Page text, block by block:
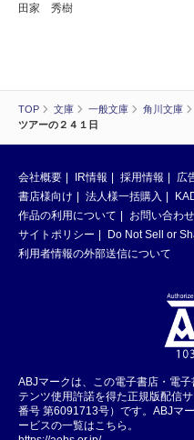
TOP 文庫 一般文庫 角川文庫
ツアーの２４１日
田家 秀樹
会社概要 IR情報 採用情報 広
書店様向け
法人様一括購入
作品の利用について
お問い合わせ
サイトポリシー
Do Not Sell or
利用者情報の外部送信について
ABJマークは、この電子書店・電
テンツ使用許諾を得た正規版配信
番号 第6091713号）です。ABJマ
ービスの一覧はこちら。